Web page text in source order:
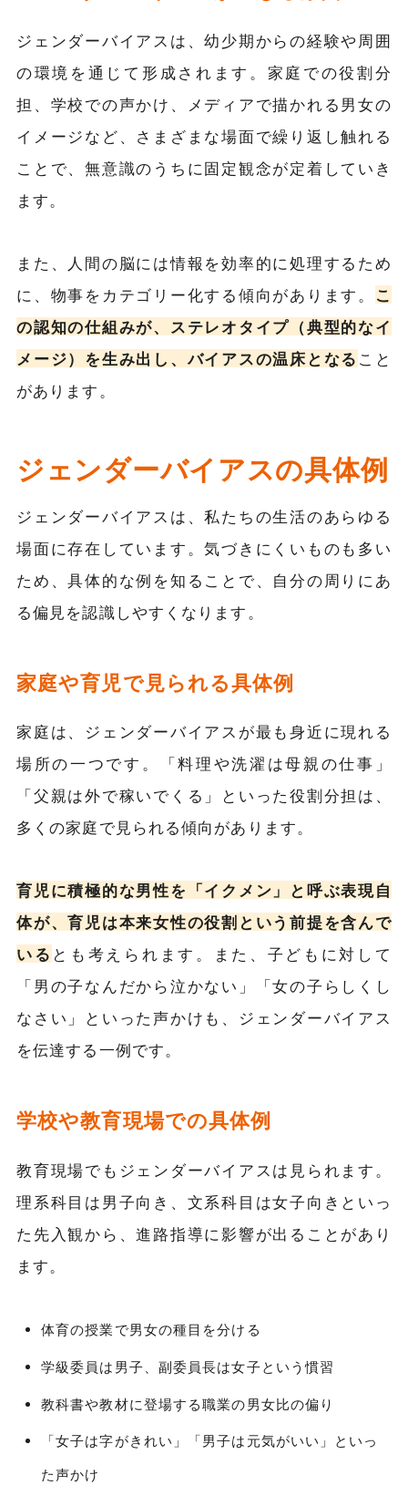
ジェンダーバイアスは、幼少期からの経験や周囲
の環境を通じて形成されます。家庭での役割分
担、学校での声かけ、メディアで描かれる男女の
イメージなど、さまざまな場面で繰り返し触れる
ことで、無意識のうちに固定観念が定着していき
ます。
また、人間の脳には情報を効率的に処理するため
に、物事をカテゴリー化する傾向があります。
こ
の認知の仕組みが、ステレオタイプ（典型的なイ
メージ）を生み出し、バイアスの温床となる こと
があります。
ジェンダーバイアスの具体例
ジェンダーバイアスは、私たちの生活のあらゆる
場面に存在しています。気づきにくいものも多い
ため、具体的な例を知ることで、自分の周りにあ
る偏見を認識しやすくなります。
家庭や育児で見られる具体例
家庭は、ジェンダーバイアスが最も身近に現れる
場所の一つです。「料理や洗濯は母親の仕事」
「父親は外で稼いでくる」といった役割分担は、
多くの家庭で見られる傾向があります。
育児に積極的な男性を「イクメン」と呼ぶ表現自
体が、育児は本来女性の役割という前提を含んで
いる とも考えられます。また、子どもに対して
「男の子なんだから泣かない」「女の子らしくし
なさい」といった声かけも、ジェンダーバイアス
を伝達する一例です。
学校や教育現場での具体例
教育現場でもジェンダーバイアスは見られます。
理系科目は男子向き、文系科目は女子向きといっ
た先入観から、進路指導に影響が出ることがあり
ます。
体育の授業で男女の種目を分ける
学級委員は男子、副委員長は女子という慣習
教科書や教材に登場する職業の男女比の偏り
「女子は字がきれい」「男子は元気がいい」といっ
た声かけ